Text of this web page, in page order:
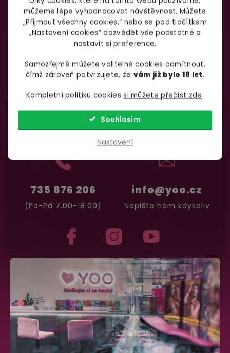
můžeme lépe vyhodnocovat návštěvnost. Můžete
„Přijmout všechny cookies,“ nebo se pod tlačítkem
„Nastavení cookies“ dozvědět vše podstatné a
nastavit si preference.
Samozřejmě můžete volitelné cookies odmítnout,
čímž zároveň potvrzujete, že vám již bylo 18 let.
Kompletní politiku cookiessi můžete přečíst zde.
Nastavení
Souhlasím
Garance vrácení peněz
30 dnína bezplatné vrácení zboží
Vložením e-mailu souhlasíte s
podmínkami ochrany
osobních údajů
info@yoo.cz
Napište nám kdykoliv
735 876 206
(Po-Pá 7.00-18.00)
Nevíte si radys výběrem zboží?
Zavolejte Jolaně